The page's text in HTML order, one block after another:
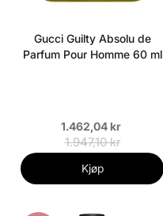
Gucci Guilty Absolu de
Parfum Pour Homme 60 ml
1.462,04 kr
1.947,10 kr
Kjøp